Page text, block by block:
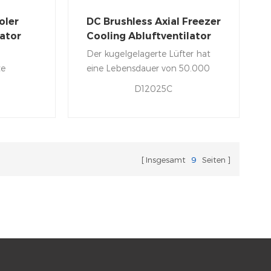
DC Brushless Axial Freezer
Cooling Abluftventilator
120x120x25mm
Der kugelgelagerte Lüfter hat
eine Lebensdauer von 50.000
Grills, Schlauchboote und
D12025C
Insgesamt 9 Seiten